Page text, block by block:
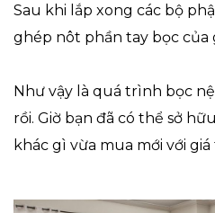
Sau khi lắp xong các bộ
ghép nôt phần tay bọc của
Như vậy là quá trình bọc
rồi. Giờ bạn đã có thể sở
khác gì vừa mua mới với